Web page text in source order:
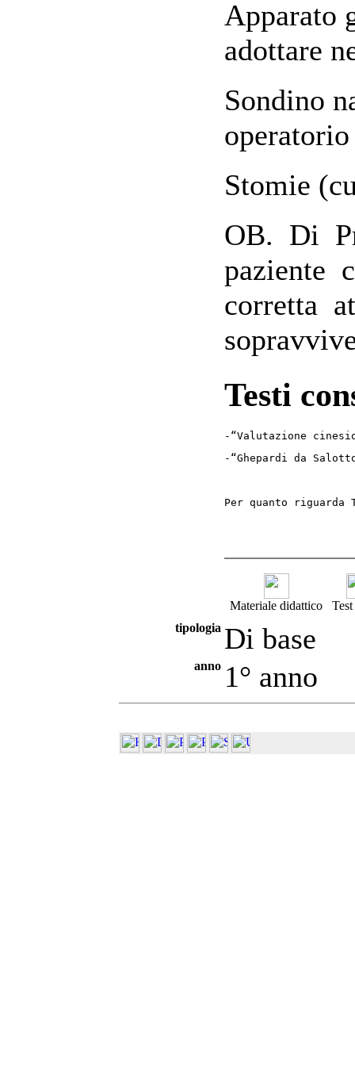
Apparato
adottare
Sondino
Stomie
OB. Di
paziente
corretta
Testi
-“Valutazione
-“Ghepardi da
Per quanto riguarda
Materiale didattico
tipologia Di base
anno 1° anno